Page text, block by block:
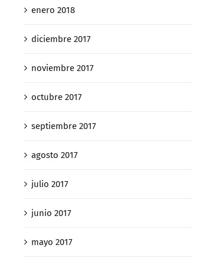
enero 2018
diciembre 2017
noviembre 2017
octubre 2017
septiembre 2017
agosto 2017
julio 2017
junio 2017
mayo 2017